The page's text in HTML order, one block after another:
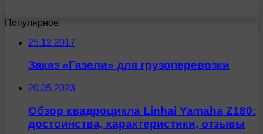
Популярное
25.12.2017
Заказ «Газели» для грузоперевозки
20.05.2023
Обзор квадроцикла Linhai Yamaha Z180:
достоинства, характеристики, отзывы